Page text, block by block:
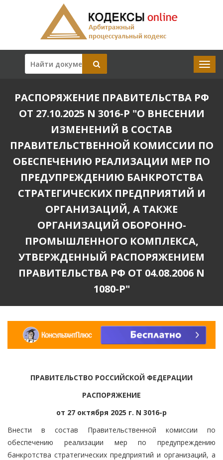
РАСПОРЯЖЕНИЕ ПРАВИТЕЛЬСТВА РФ
ОТ 27.10.2025 N 3016-Р "О ВНЕСЕНИИ
ИЗМЕНЕНИЙ В СОСТАВ
ПРАВИТЕЛЬСТВЕННОЙ КОМИССИИ ПО
ОБЕСПЕЧЕНИЮ РЕАЛИЗАЦИИ МЕР ПО
ПРЕДУПРЕЖДЕНИЮ БАНКРОТСТВА
СТРАТЕГИЧЕСКИХ ПРЕДПРИЯТИЙ И
ОРГАНИЗАЦИЙ, А ТАКЖЕ
ОРГАНИЗАЦИЙ ОБОРОННО-
ПРОМЫШЛЕННОГО КОМПЛЕКСА,
УТВЕРЖДЕННЫЙ РАСПОРЯЖЕНИЕМ
ПРАВИТЕЛЬСТВА РФ ОТ 04.08.2006 N
1080-Р"
ПРАВИТЕЛЬСТВО РОССИЙСКОЙ ФЕДЕРАЦИИ
РАСПОРЯЖЕНИЕ
от 27 октября 2025 г. N 3016-р
Внести в состав Правительственной комиссии по
обеспечению реализации мер по предупреждению
банкротства стратегических предприятий и организаций, а